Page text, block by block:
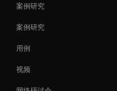
案例研究
案例研究
用例
视频